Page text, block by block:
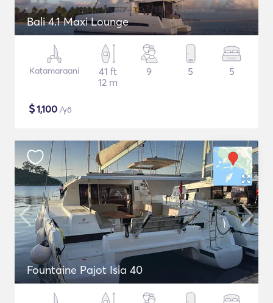
Bali 4.1 Maxi Lounge
Katamaraani
41 ft
12 m
9 5 5
$1,100 /yö
Fountaine Pajot Isla 40